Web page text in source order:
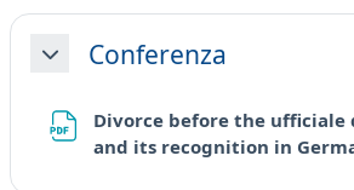
MinimizzaConferenza
Divorce before the
and its recognition in